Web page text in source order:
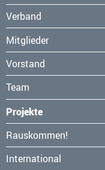
Verband
Mitglieder
Vorstand
Team
Projekte
Navigation
überspringen
Rauskommen!
International